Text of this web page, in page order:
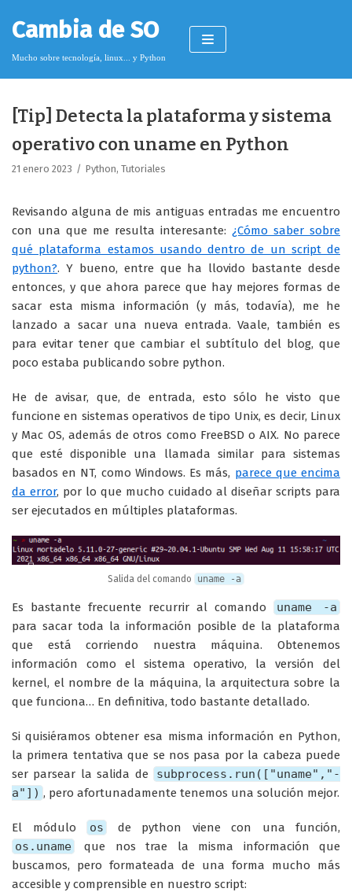
Saltar
al
contenido
Cambia de SO
Mucho sobre tecnología, linux... y Python
Licencia de contenido
Cookies
Política de protección de datos
[Tip] Detecta la plataforma y sistema
operativo con uname en Python
21 enero 2023 Python, Tutoriales
Revisando alguna de mis antiguas entradas me encuentro
con una que me resulta interesante: ¿Cómo saber sobre
qué plataforma estamos usando dentro de un script de
python?. Y bueno, entre que ha llovido bastante desde
entonces, y que ahora parece que hay mejores formas de
sacar esta misma información (y más, todavía), me he
lanzado a sacar una nueva entrada. Vaale, también es
para evitar tener que cambiar el subtítulo del blog, que
poco estaba publicando sobre python.
He de avisar, que, de entrada, esto sólo he visto que
funcione en sistemas operativos de tipo Unix, es decir, Linux
y Mac OS, además de otros como FreeBSD o AIX. No parece
que esté disponible una llamada similar para sistemas
basados en NT, como Windows. Es más, parece que encima
da error, por lo que mucho cuidado al diseñar scripts para
ser ejecutados en múltiples plataformas.
Salida del comando uname -a
Es bastante frecuente recurrir al comando
uname -a
para sacar toda la información posible de la plataforma
que está corriendo nuestra máquina. Obtenemos
información como el sistema operativo, la versión del
kernel, el nombre de la máquina, la arquitectura sobre la
que funciona… En definitiva, todo bastante detallado.
Si quisiéramos obtener esa misma información en Python,
la primera tentativa que se nos pasa por la cabeza puede
ser parsear la salida de
subprocess.run(["uname","-
a"]) , pero afortunadamente tenemos una solución mejor.
El módulo os
de python viene con una función,
os.uname
que nos trae la misma información que
buscamos, pero formateada de una forma mucho más
accesible y comprensible en nuestro script: